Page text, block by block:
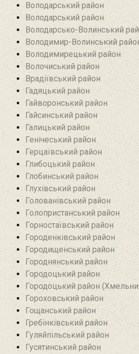
Володарський район
Володарський район
Володарсько-Волинський
Володимир-Волинський
Володимирецький район‎
Волочиський район
Врадіївський район‎
Гадяцький район
Гайворонський район
Гайсинський район
Галицький район
Генічеський район
Герцаївський район
Глибоцький район
Глобинський район
Глухівський район‎
Голованівський район
Голопристанський район
Горностаївський район‎
Городенківський район
Городищенський район‎
Городнянський район
Городоцький район
Городоцький район
Гороховський район
Гощанський район
Гребінківський район
Гуляйпільський район‎
Гусятинський район‎